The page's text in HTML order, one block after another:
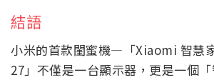
結語
小米的首款閨蜜機—「Xiaomi 智慧
27」不僅是一台顯示器，更是一個